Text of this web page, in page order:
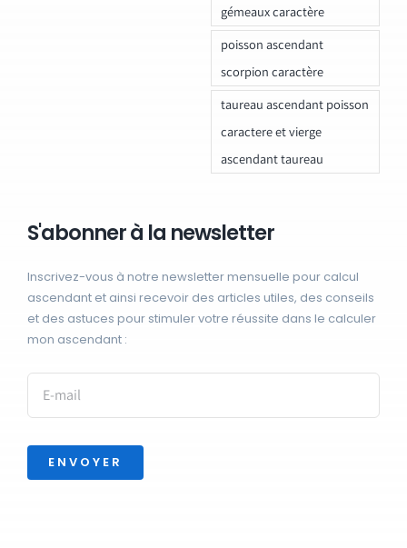
gémeaux caractère
poisson ascendant
scorpion caractère
taureau ascendant poisson
caractere et vierge
ascendant taureau
S'abonner à la newsletter
Inscrivez-vous à notre newsletter mensuelle pour calcul
ascendant et ainsi recevoir des articles utiles, des conseils
et des astuces pour stimuler votre réussite dans le calculer
mon ascendant :
ENVOYER